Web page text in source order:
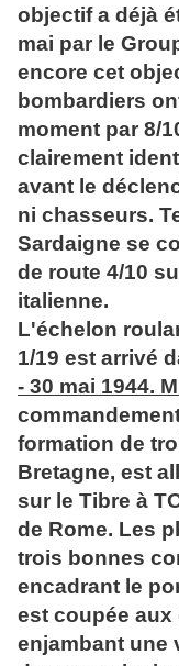
objectif a déjà
mai par le
encore cet
bombardiers
moment par 8/
clairement
avant le
ni chasseurs.
Sardaigne se
de route 4/10
italienne.
L'échelon
1/19 est arrivé
- 30 mai 1944.
formation de
Bretagne, est
sur le Tibre à
de Rome. Les
trois bonnes
encadrant le
est coupée
enjambant une